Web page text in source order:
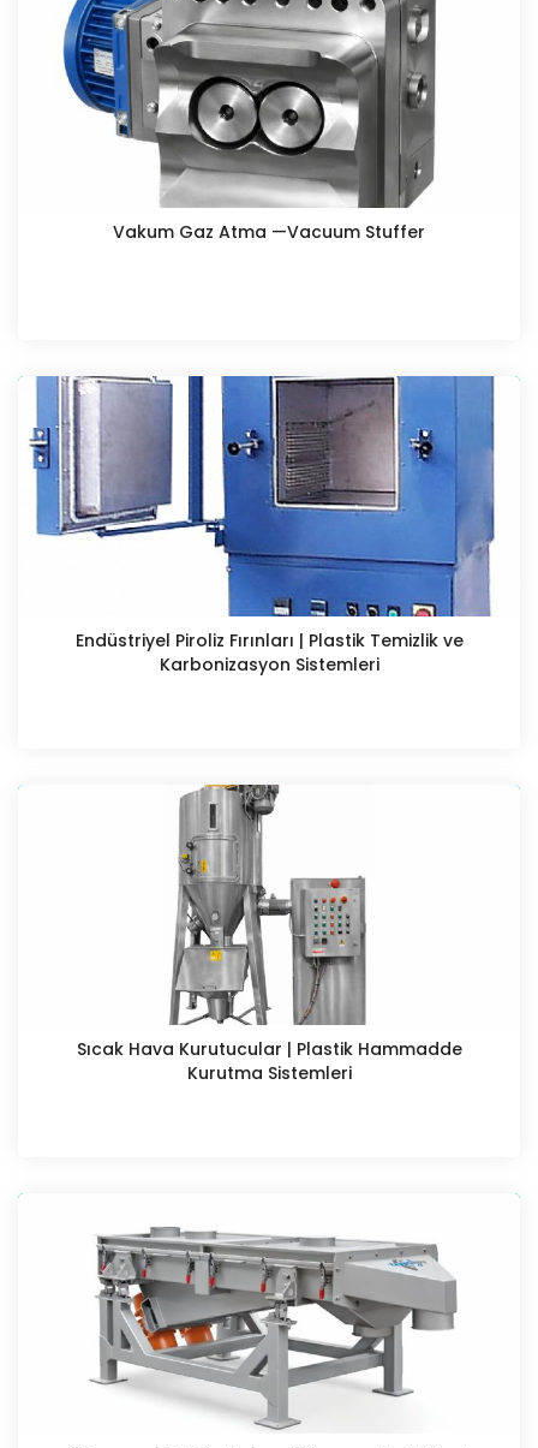
Vakum Gaz Atma —Vacuum Stuffer
Endüstriyel Piroliz Fırınları | Plastik Temizlik ve
Karbonizasyon Sistemleri
Sıcak Hava Kurutucular | Plastik Hammadde
Kurutma Sistemleri